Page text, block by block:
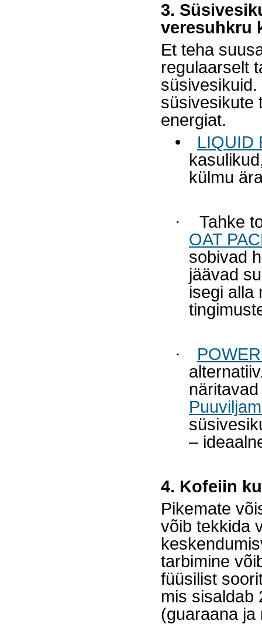
3.
veresuhkru
Et teha
regulaarselt
süsivesikute
energiat.
•
LIQUID
külmu
·
Tahke
OAT
sobivad
jäävad
isegi alla
·
–
4. Kofeiin
Pikemate
võib tekkida
tarbimine
füüsilist
mis sisaldab
(guaraana ja